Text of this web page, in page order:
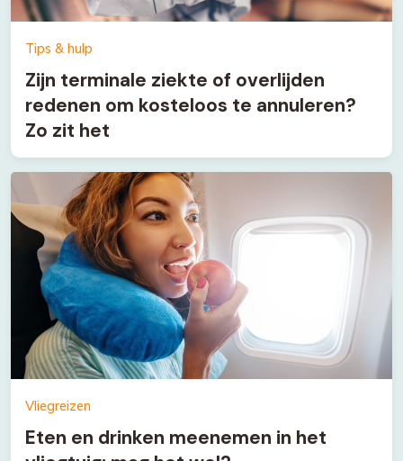
Tips & hulp
Zijn terminale ziekte of overlijden
redenen om kosteloos te annuleren?
Zo zit het
Vliegreizen
Eten en drinken meenemen in het